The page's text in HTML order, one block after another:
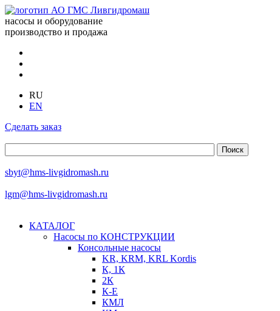
насосы и оборудование
производство и продажа
RU
EN
Сделать заказ
sbyt@hms-livgidromash.ru
lgm@hms-livgidromash.ru
КАТАЛОГ
Насосы по КОНСТРУКЦИИ
Консольные насосы
KR, KRM, KRL Kordis
К, 1К
2К
К-Е
КМЛ